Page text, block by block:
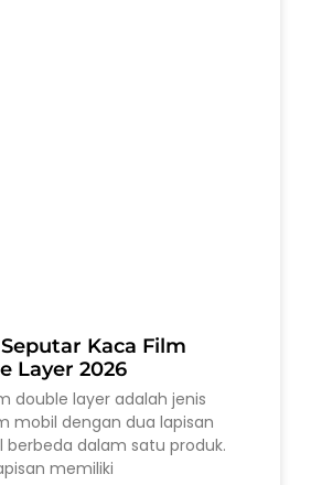
Kaca Film
Layer 2026
double layer adalah jenis
mobil dengan dua lapisan
berbeda dalam satu produk.
memiliki